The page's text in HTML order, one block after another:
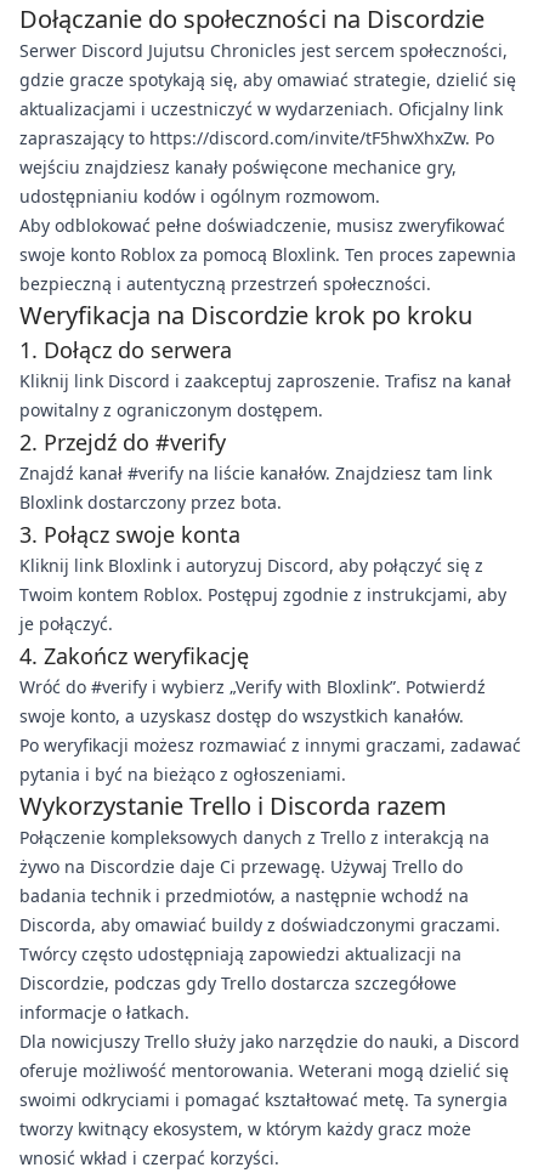
Dołączanie do społeczności na Discordzie
Serwer Discord Jujutsu Chronicles jest sercem społeczności,
gdzie gracze spotykają się, aby omawiać strategie, dzielić się
aktualizacjami i uczestniczyć w wydarzeniach. Oficjalny link
zapraszający to https://discord.com/invite/tF5hwXhxZw. Po
wejściu znajdziesz kanały poświęcone mechanice gry,
udostępnianiu kodów i ogólnym rozmowom.
Aby odblokować pełne doświadczenie, musisz zweryfikować
swoje konto Roblox za pomocą Bloxlink. Ten proces zapewnia
bezpieczną i autentyczną przestrzeń społeczności.
Weryfikacja na Discordzie krok po kroku
1. Dołącz do serwera
Kliknij link Discord i zaakceptuj zaproszenie. Trafisz na kanał
powitalny z ograniczonym dostępem.
2. Przejdź do #verify
Znajdź kanał #verify na liście kanałów. Znajdziesz tam link
Bloxlink dostarczony przez bota.
3. Połącz swoje konta
Kliknij link Bloxlink i autoryzuj Discord, aby połączyć się z
Twoim kontem Roblox. Postępuj zgodnie z instrukcjami, aby
je połączyć.
4. Zakończ weryfikację
Wróć do #verify i wybierz „Verify with Bloxlink”. Potwierdź
swoje konto, a uzyskasz dostęp do wszystkich kanałów.
Po weryfikacji możesz rozmawiać z innymi graczami, zadawać
pytania i być na bieżąco z ogłoszeniami.
Wykorzystanie Trello i Discorda razem
Połączenie kompleksowych danych z Trello z interakcją na
żywo na Discordzie daje Ci przewagę. Używaj Trello do
badania technik i przedmiotów, a następnie wchodź na
Discorda, aby omawiać buildy z doświadczonymi graczami.
Twórcy często udostępniają zapowiedzi aktualizacji na
Discordzie, podczas gdy Trello dostarcza szczegółowe
informacje o łatkach.
Dla nowicjuszy Trello służy jako narzędzie do nauki, a Discord
oferuje możliwość mentorowania. Weterani mogą dzielić się
swoimi odkryciami i pomagać kształtować metę. Ta synergia
tworzy kwitnący ekosystem, w którym każdy gracz może
wnosić wkład i czerpać korzyści.